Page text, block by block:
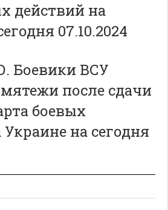
действий на
07.10.2024
Боевики ВСУ
после сдачи
боевых
на сегодня